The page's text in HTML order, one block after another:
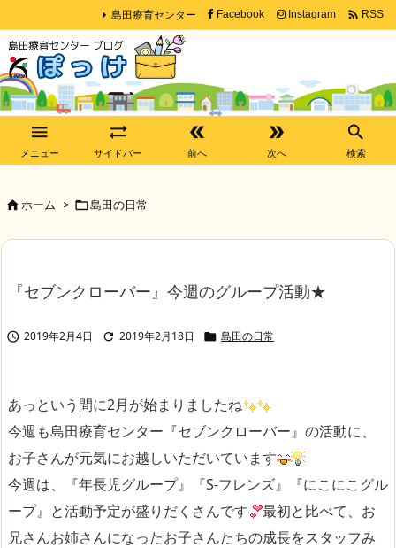

メニュー

サイドバー

前へ

次へ

検索
島田療育センター Facebook Instagram  RSS
ホーム > 島田の日常
『セブンクローバー』今週のグループ活動★
 2019年2月4日  2019年2月18日  島田の日常
あっという間に2月が始まりましたね
今週も島田療育センター『セブンクローバー』の活動に、
お子さんが元気にお越しいただいています
今週は、『年長児グループ』『S-フレンズ』『にこにこグル
ープ』と活動予定が盛りだくさんです
最初と比べて、お
兄さんお姉さんになったお子さんたちの成長をスタッフみ